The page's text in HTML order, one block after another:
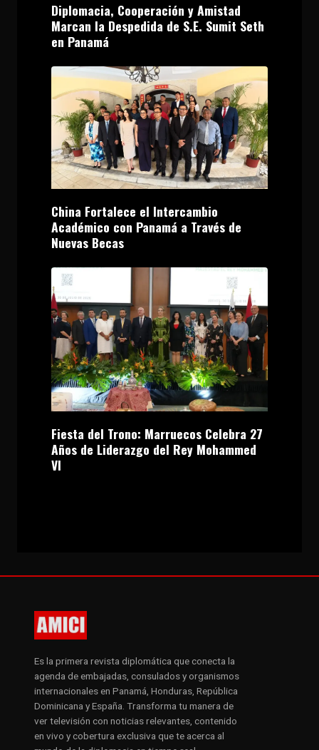
Diplomacia, Cooperación y Amistad
Marcan la Despedida de S.E. Sumit Seth
en Panamá
China Fortalece el Intercambio
Académico con Panamá a Través de
Nuevas Becas
Fiesta del Trono: Marruecos Celebra 27
Años de Liderazgo del Rey Mohammed
VI
Es la primera revista diplomática que conecta la
agenda de embajadas, consulados y organismos
internacionales en Panamá, Honduras, República
Dominicana y España. Transforma tu manera de
ver televisión con noticias relevantes, contenido
en vivo y cobertura exclusiva que te acerca al